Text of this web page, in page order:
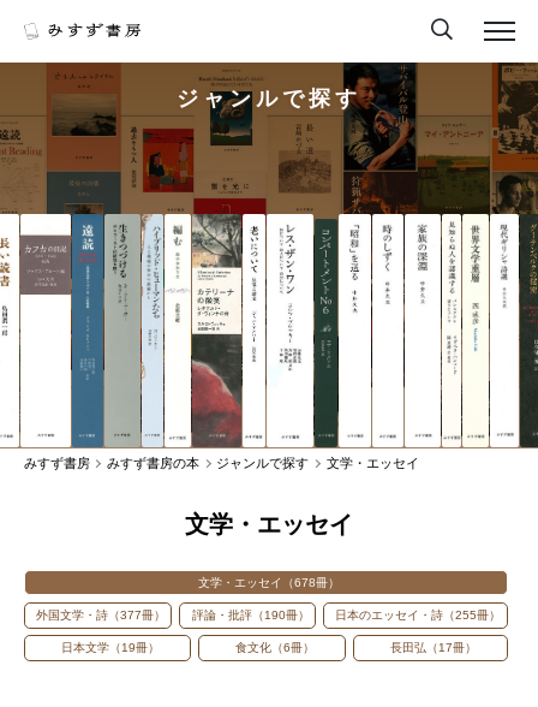
ジャンルで探す
みすず書房 みすず書房の本 ジャンルで探す 文学・エッセイ
文学・エッセイ
文学・エッセイ 678
外国文学・詩 377 評論・批評 190 日本のエッセイ・詩 255
日本文学 19 食文化 6 長田弘 17